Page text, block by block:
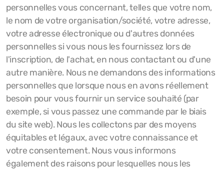
personnelles vous concernant, telles que votre nom,
le nom de votre organisation/société, votre adresse,
votre adresse électronique ou d'autres données
personnelles si vous nous les fournissez lors de
l'inscription, de l'achat, en nous contactant ou d'une
autre manière. Nous ne demandons des informations
personnelles que lorsque nous en avons réellement
besoin pour vous fournir un service souhaité (par
exemple, si vous passez une commande par le biais
du site web). Nous les collectons par des moyens
équitables et légaux, avec votre connaissance et
votre consentement. Nous vous informons
également des raisons pour lesquelles nous les